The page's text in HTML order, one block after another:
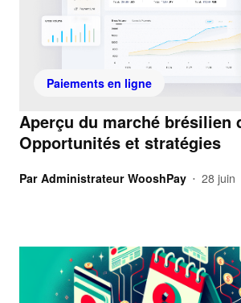
Paiements en ligne
Aperçu du marché brésilien
Opportunités et stratégies
Par Administrateur WooshPay • 28 juin